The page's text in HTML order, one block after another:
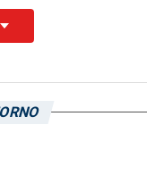
che hanno
del club